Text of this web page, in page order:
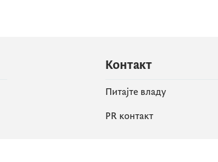
Контакт
Питајте владу
PR контакт